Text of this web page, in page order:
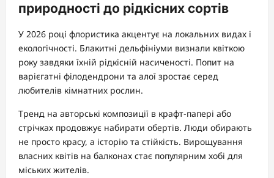
природності до рідкісних сортів
У 2026 році флористика акцентує на локальних видах і
екологічності. Блакитні дельфініуми визнали квіткою
року завдяки їхній рідкісній насиченості. Попит на
варієгатні філодендрони та алої зростає серед
любителів кімнатних рослин.
Тренд на авторські композиції в крафт-папері або
стрічках продовжує набирати обертів. Люди обирають
не просто красу, а історію та стійкість. Вирощування
власних квітів на балконах стає популярним хобі для
міських жителів.